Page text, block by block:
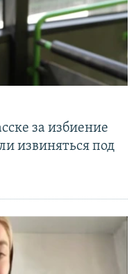
за избиение
извиняться под